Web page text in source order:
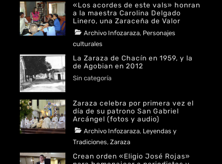
O
K
R
A
M
«Los acordes de este vals» honran
a la maestra Carolina Delgado
Linero, una Zaraceña de Valor
Categories
Archivo Infozaraza, Personajes
culturalesTags
2024
ON
MAYO
27,
2024
Author
Redaccion
Infozaraza
La Zaraza de Chacín en 1959, y la
de Agobian en 2012
Categories
Sin categoría
4,
2024
Author
Agobian
Zaraza celebra por primera vez el
día de su patrono San Gabriel
Arcángel (fotos y audio)
Categories
Archivo Infozaraza, Leyendas y
Tradiciones, ZarazaTags
2023
ON
SEPTIEMBRE
Author
Ana
Crean orden «Eligio José Rojas»